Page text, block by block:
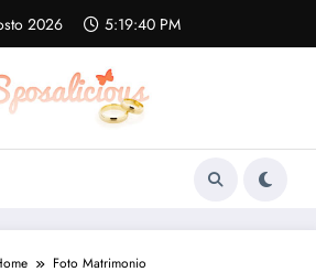
2026 5:19:40 PM
Foto Matrimonio